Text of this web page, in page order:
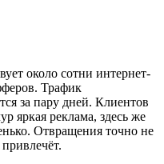
около сотни интернет-
Трафик
за пару дней. Клиентов
яркая реклама, здесь же
Отвращения точно не